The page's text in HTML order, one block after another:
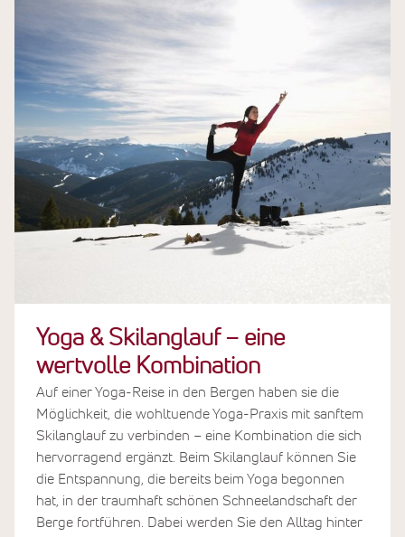
Yoga & Skilanglauf – eine
wertvolle Kombination
Auf einer Yoga-Reise in den Bergen haben sie die
Möglichkeit, die wohltuende Yoga-Praxis mit sanftem
Skilanglauf zu verbinden – eine Kombination die sich
hervorragend ergänzt. Beim Skilanglauf können Sie
die Entspannung, die bereits beim Yoga begonnen
hat, in der traumhaft schönen Schneelandschaft der
Berge fortführen. Dabei werden Sie den Alltag hinter